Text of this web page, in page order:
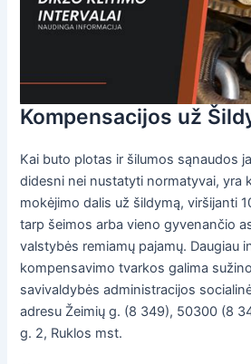
Kompensacijos už
Kai buto plotas ir šilumos sąnaudos
didesni nei nustatyti normatyvai, yra
mokėjimo dalis už šildymą, viršijanti
tarp šeimos arba vieno gyvenančio
valstybės remiamų pajamų. Daugiau
kompensavimo tvarkos galima
savivaldybės administracijos
adresu Žeimių g. (8 349), 50300 (8
g. 2, Ruklos mst.